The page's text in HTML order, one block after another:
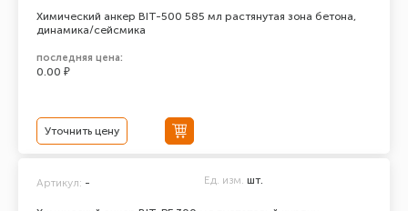
Химический анкер BIT-500 585 мл растянутая зона бетона,
динамика/сейсмика
последняя цена:
0.00 ₽
Уточнить цену
Артикул: - Ед. изм. шт.